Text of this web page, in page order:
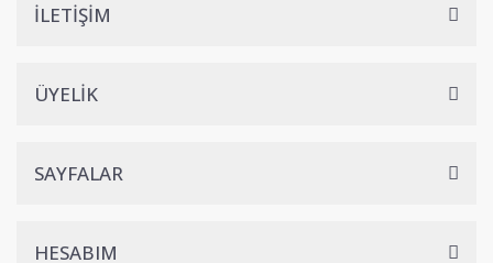
İLETİŞİM
ÜYELİK
SAYFALAR
HESABIM